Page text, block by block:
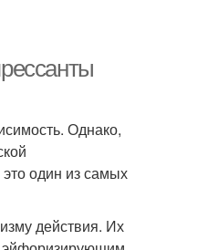
Однако,
один из самых
действия. Их